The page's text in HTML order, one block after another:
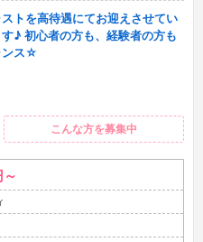
トを高待遇にてお迎えさせてい
♪ 初心者の方も、経験者の方も
ンス☆
こんな方を募集中
～